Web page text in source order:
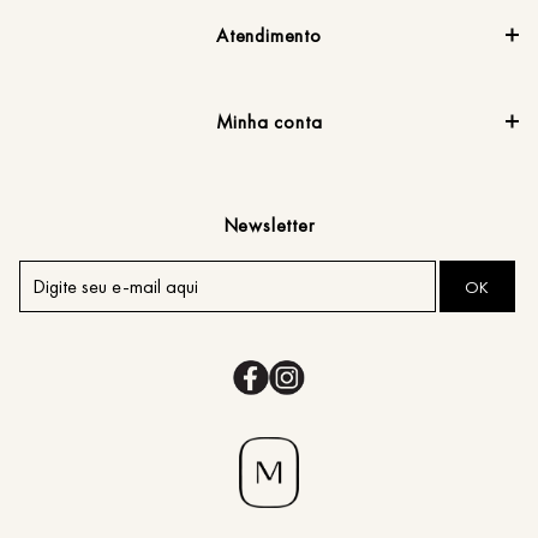
Atendimento
Minha conta
Newsletter
OK